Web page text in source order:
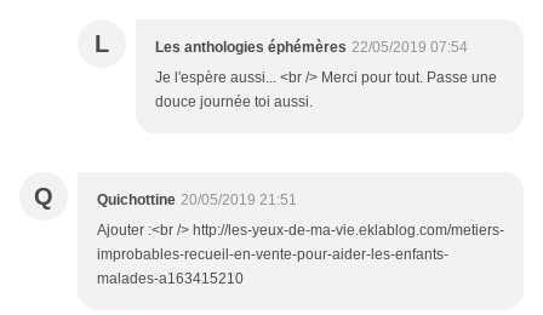
L Les anthologies éphémères 22/05/2019 07:54
Je l'espère aussi... <br /> Merci pour tout. Passe une
douce journée toi aussi.
Q Quichottine 20/05/2019 21:51
Ajouter :<br /> http://les-yeux-de-ma-vie.eklablog.com/metiers-
improbables-recueil-en-vente-pour-aider-les-enfants-
malades-a163415210